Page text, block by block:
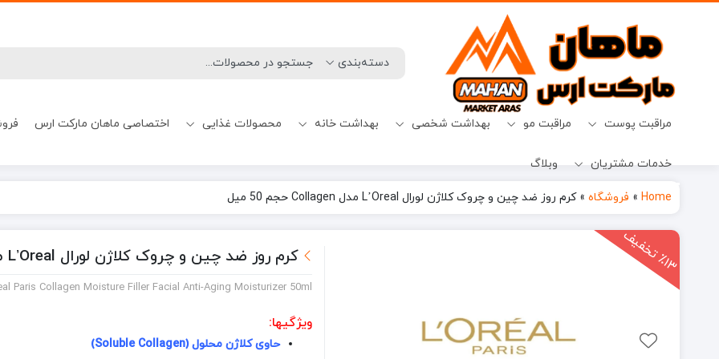
مراقبت پوست مراقبت مو بهداشت شخصی بهداشت خانه محصولات غذایی اختصاصی ماهان مارکت ارس
خدمات مشتریان
وبلاگ
Home
» فروشگاه»کرم روز ضد چین و چروک کلاژن لورال L’Oreal مدل Collagen حجم 50 میل
٪1
3
ت
خ
ف
یف کرم روز ضد چین و چروک کلاژن لورال L’Oreal مدل Collagen حجم 50 میل
Paris Collagen Moisture Filler Facial Anti-Aging Moisturizer 50ml
ویژگیها:
حاوی کلاژن محلول (Soluble Collagen)